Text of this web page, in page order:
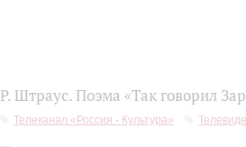
Р. Штраус. Поэма «Так говорил
Телеканал «Россия - Культура»